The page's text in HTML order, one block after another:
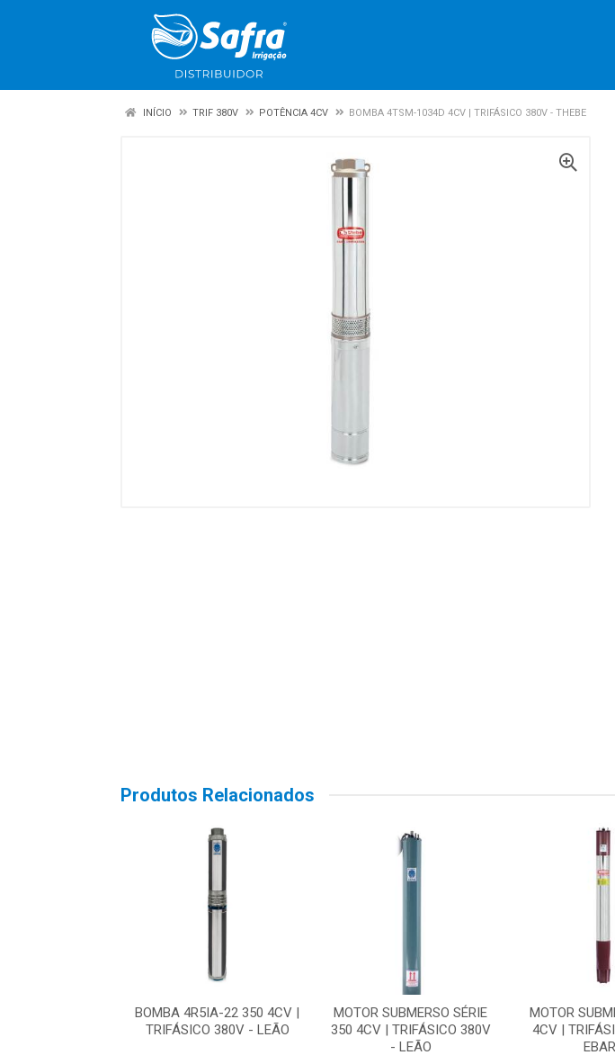
INÍCIO TRIF 380V POTÊNCIA 4CV BOMBA 4TSM-1034D 4CV | TRIFÁSICO 380V - THEBE
Produtos Relacionados
BOMBA 4R5IA-22 350 4CV |
TRIFÁSICO 380V - LEÃO
MOTOR SUBMERSO SÉRIE
350 4CV | TRIFÁSICO 380V
- LEÃO
MOTOR
4CV |